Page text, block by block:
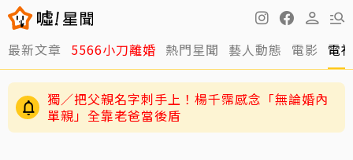
最新文章 5566小刀離婚 熱門星聞 藝人動態 電影 電
獨／把父親名字刺手上！楊千霈感念「無論婚內
單親」全靠老爸當後盾